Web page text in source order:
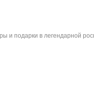
и подарки в легендарной